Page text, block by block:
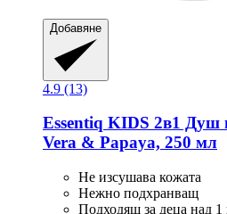
Добавяне
4.9 (13)
Essentiq KIDS 2в1 Душ
Vera & Papaya, 250 мл
Не изсушава кожата
Нежно подхранващ
Подходящ за деца над 1